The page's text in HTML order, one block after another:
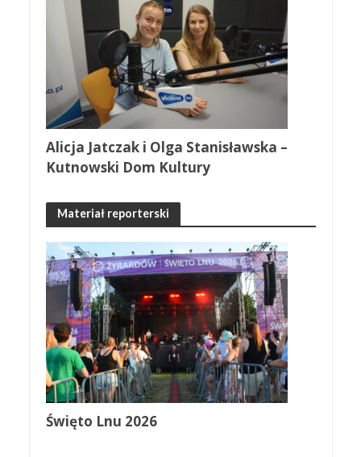
Alicja Jatczak i Olga Stanisławska –
Kutnowski Dom Kultury
Materiał reporterski
Święto Lnu 2026